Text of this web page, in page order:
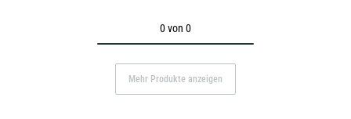
0 von 0
Mehr Produkte anzeigen